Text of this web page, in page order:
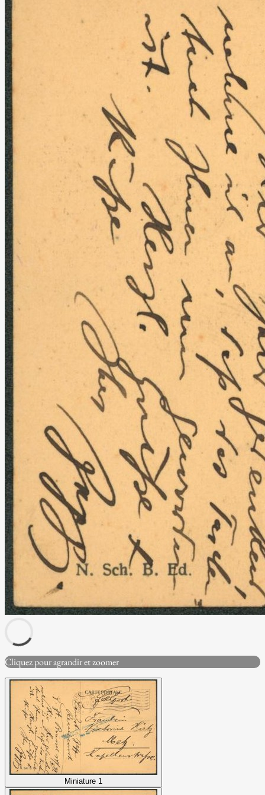
Cliquez pour agrandir et zoomer
Miniature 1